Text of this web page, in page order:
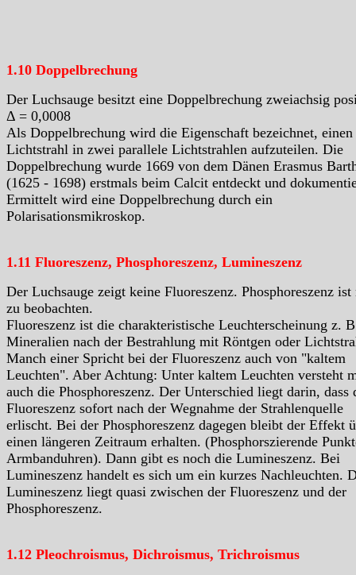
1.10 Doppelbrechung
Der Luchsauge besitzt eine Doppelbrechung zweiachsig
Δ = 0,0008
Als Doppelbrechung wird die Eigenschaft bezeichnet, einen
Lichtstrahl in zwei parallele Lichtstrahlen aufzuteilen. Die
Doppelbrechung wurde 1669 von dem Dänen Erasmus
(1625 - 1698) erstmals beim Calcit entdeckt und
Ermittelt wird eine Doppelbrechung durch ein
Polarisationsmikroskop.
1.11 Fluoreszenz, Phosphoreszenz, Lumineszenz
Der Luchsauge zeigt keine Fluoreszenz. Phosphoreszenz
zu beobachten.
Fluoreszenz ist die charakteristische Leuchterscheinung z.
Mineralien nach der Bestrahlung mit Röntgen oder
Manch einer Spricht bei der Fluoreszenz auch von "kaltem
Leuchten". Aber Achtung: Unter kaltem Leuchten versteht
auch die Phosphoreszenz. Der Unterschied liegt darin, dass
Fluoreszenz sofort nach der Wegnahme der Strahlenquelle
erlischt. Bei der Phosphoreszenz dagegen bleibt der Effekt
einen längeren Zeitraum erhalten. (Phosphorszierende
Armbanduhren). Dann gibt es noch die Lumineszenz. Bei
Lumineszenz handelt es sich um ein kurzes Nachleuchten.
Lumineszenz liegt quasi zwischen der Fluoreszenz und der
Phosphoreszenz.
1.12 Pleochroismus, Dichroismus, Trichroismus